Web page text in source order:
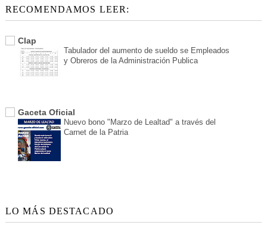
RECOMENDAMOS LEER:
Clap
Tabulador del aumento de sueldo se Empleados
y Obreros de la Administración Publica
Gaceta Oficial
Nuevo bono "Marzo de Lealtad" a través del
Carnet de la Patria
LO MÁS DESTACADO